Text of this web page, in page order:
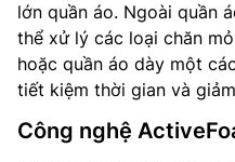
lớn quần áo. Ngoài quần
thể xử lý các loại chăn
hoặc quần áo dày một
tiết kiệm thời gian và
Công nghệ